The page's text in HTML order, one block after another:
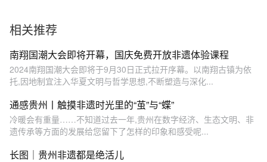
相关推荐
南翔国潮大会即将开幕，国庆免费开放非遗体验课程
2024南翔国潮大会即将于9月30日正式拉开序幕。以南翔古镇为依
托,因地制宜注入华夏文明与哲学思想,不断塑造与深化...
通感贵州丨触摸非遗时光里的“茧”与“蝶”
冷暖会有重量……不知道过去一年,贵州在数字经济、生态文明、非
遗传承等方面的发展给您留下了怎样的印象和感受呢...
长图｜贵州非遗都是绝活儿